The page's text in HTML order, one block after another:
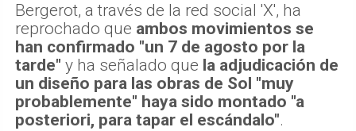
Bergerot, a través de la red social 'X', ha
reprochado que ambos movimientos se
han confirmado "un 7 de agosto por la
tarde" y ha señalado que la adjudicación de
un diseño para las obras de Sol "muy
probablemente" haya sido montado "a
posteriori, para tapar el escándalo".